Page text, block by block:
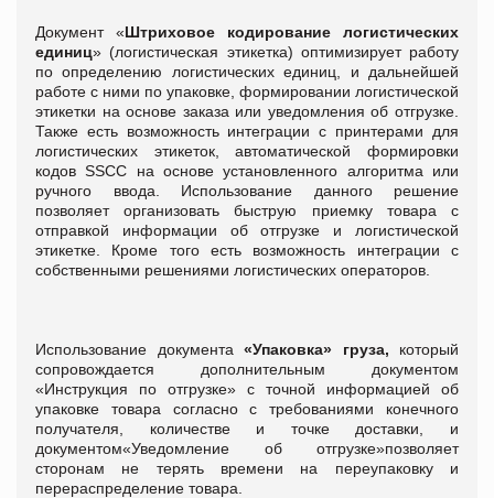
Документ «Штриховое кодирование логистических
единиц» (логистическая этикетка) оптимизирует работу
по определению логистических единиц, и дальнейшей
работе с ними по упаковке, формировании логистической
этикетки на основе заказа или уведомления об отгрузке.
Также есть возможность интеграции с принтерами для
логистических этикеток, автоматической формировки
кодов SSCC на основе установленного алгоритма или
ручного ввода. Использование данного решение
позволяет организовать быструю приемку товара с
отправкой информации об отгрузке и логистической
этикетке. Кроме того есть возможность интеграции с
собственными решениями логистических операторов.
Использование документа «Упаковка» груза, который
сопровождается дополнительным документом
«Инструкция по отгрузке» с точной информацией об
упаковке товара согласно с требованиями конечного
получателя, количестве и точке доставки, и
документом«Уведомление об отгрузке»позволяет
сторонам не терять времени на переупаковку и
перераспределение товара.